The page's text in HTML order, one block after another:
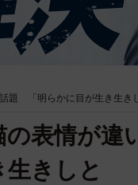
「明らかに目が生き生きし
表情が違
きしと